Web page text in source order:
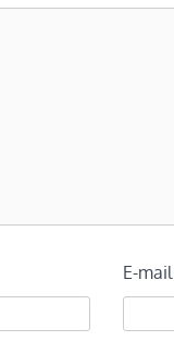
E-mail